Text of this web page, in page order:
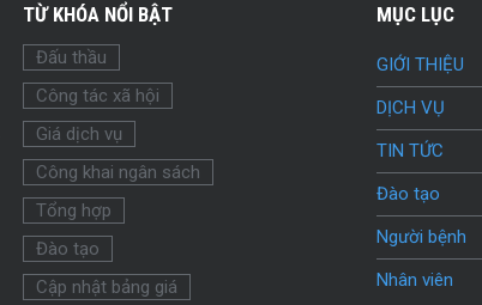
TỪ KHÓA NỔI BẬT
Đấu thầu
Công tác xã hội
Giá dịch vụ
Công khai ngân sách
Tổng hợp
Đào tạo
Cập nhật bảng giá
MỤC LỤC
GIỚI THIỆU
DỊCH VỤ
TIN TỨC
Đào tạo
Người bệnh
Nhân viên